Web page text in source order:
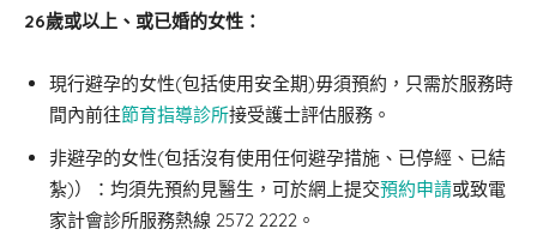
26歲或以上、或已婚的女性：
現行避孕的女性(包括使用安全期)毋須預約，只需於服務時
間內前往節育指導診所接受護士評估服務。
非避孕的女性(包括沒有使用任何避孕措施、已停經、已結
紮)）：均須先預約見醫生，可於網上提交預約申請或致電
家計會診所服務熱線 2572 2222。